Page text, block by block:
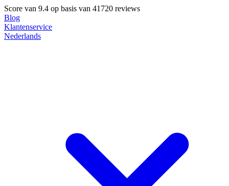
Score van 9.4 op basis van 41720 reviews
Blog
Klantenservice
Nederlands